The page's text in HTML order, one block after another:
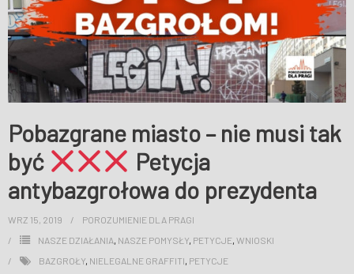
Pobazgrane miasto – nie musi tak
być
Petycja
antybazgrołowa do prezydenta
WRZ 15, 2019
POROZUMIENIE DLA PRAGI
NASZE DZIAŁANIA, NASZE POMYSŁY, PETYCJE, WNIOSKI
BAZGROŁY, NIELEGALNE GRAFFITI, PETYCJE